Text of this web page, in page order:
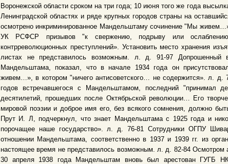
Воронежской области сроком на три года; 10 июня того же года
Ленинградской областях и ряде крупных городов страны на
осмотрено инкриминированное Мандельштаму сочинение "Мы
УК РСФСР призывов "к свержению, подрыву или
контрреволюционных преступлений». Установить место хранения
листах не представилось возможным. л. д. 91-97
Мандельштама, показал, что в начале 1934 года он
живем…», в котором "ничего антисоветского… не содержится». л.
годов встречавшегося с Мандельштамом, последний "принимал
десятилетий, прошедших после Октябрьской революции… Его
мировой поэзии и доброе имя его, без всякого сомнения, должно
Прут И. Л, подчеркнул, что знает Мандельштама с 1925 года и
порочащее наше государство». л. д. 76-81 Сотрудники ОГПУ
отношении Мандельштама, соответственно в 1937 и 1939 гг. из
настоящее время не представилось возможным. л. д. 82-84 Осмотром
30 апреля 1938 года Мандельштам вновь был арестован ГУГБ